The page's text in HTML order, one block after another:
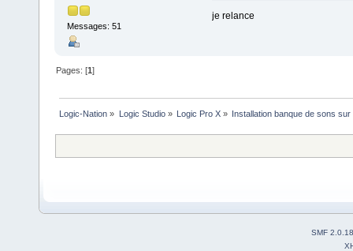
Messages: 51
je relance
Pages: [1]
Logic-Nation » Logic Studio» Logic Pro X» Installation banque de sons
SMF 2.0.18